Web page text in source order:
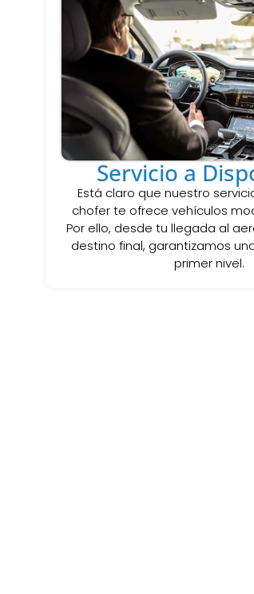
Servicio a
Está claro que nuestro
chofer te ofrece vehículos
Por ello, desde tu llegada al
destino final, garantizamos
primer nivel.